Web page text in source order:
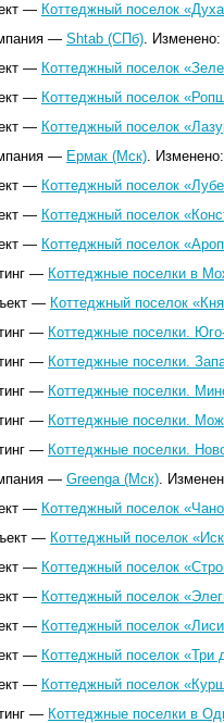
— Коттеджный поселок
— Shtab (СПб).
— Коттеджный поселок
— Коттеджный поселок
— Коттеджный поселок
— Ермак (Мск).
— Коттеджный поселок
— Коттеджный поселок
— Коттеджный поселок
— Коттеджные поселки в
— Коттеджный поселок
— Коттеджные поселки.
— Коттеджные поселки.
— Коттеджные поселки.
— Коттеджные поселки.
— Коттеджные поселки.
— Greenga (Мск).
— Коттеджный поселок
— Коттеджный поселок
— Коттеджный поселок
— Коттеджный поселок
— Коттеджный поселок
— Коттеджный поселок «Три
— Коттеджный поселок
— Коттеджные поселки в